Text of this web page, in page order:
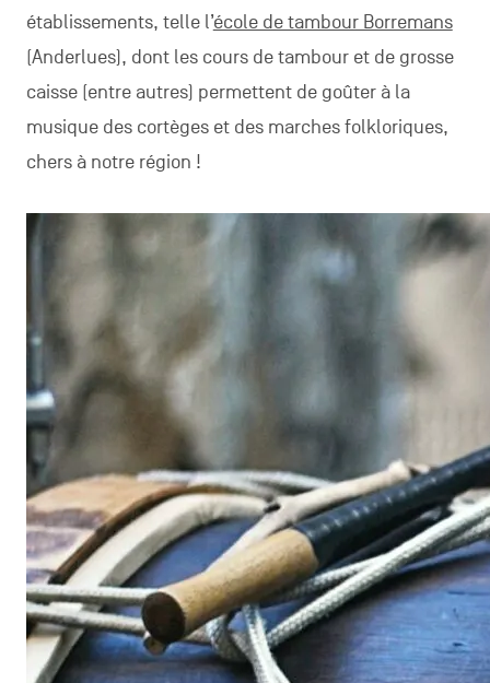
établissements, telle l’école de tambour Borremans
(Anderlues), dont les cours de tambour et de grosse
caisse (entre autres) permettent de goûter à la
musique des cortèges et des marches folkloriques,
chers à notre région !